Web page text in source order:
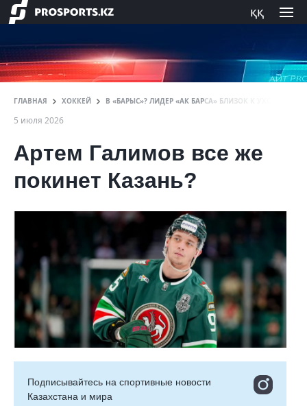
ққ
ГЛАВНАЯ ХОККЕЙ В «БАРЫС»? ЛИДЕР «АК БАРСА» БЛИЗОК К УХОДУ ИЗ
5 июля 2026
Артем Галимов все же
покинет Казань?
Подписывайтесь на cпортивные новости
Казахстана и мира